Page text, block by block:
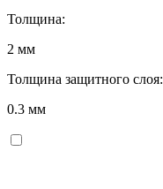
Толщина:
2 мм
Толщина защитного слоя:
0.3 мм